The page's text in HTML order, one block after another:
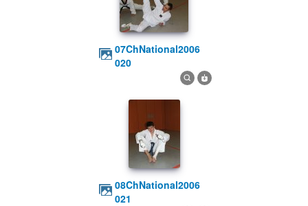
07ChNational2006
020
08ChNational2006
021